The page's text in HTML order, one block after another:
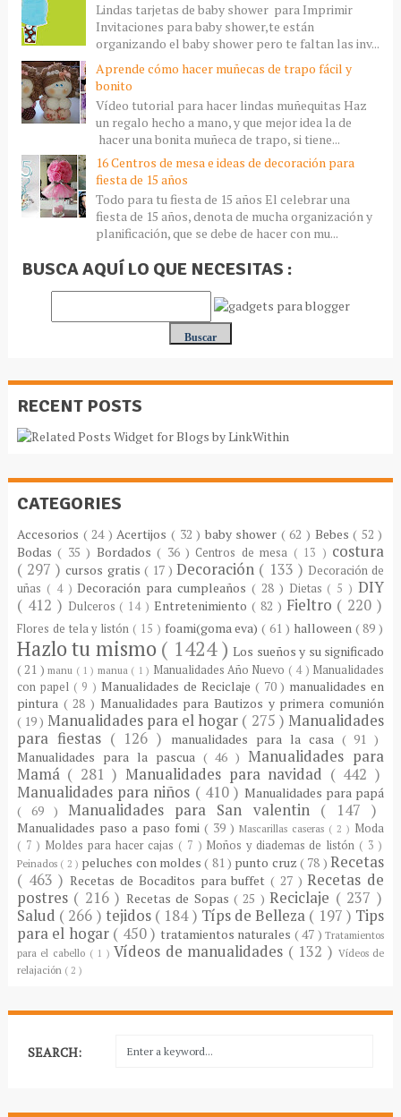
Lindas tarjetas de baby shower para Imprimir
Invitaciones para baby shower,te están
organizando el baby shower pero te faltan las inv...
Aprende cómo hacer muñecas de trapo fácil y
bonito
Vídeo tutorial para hacer lindas muñequitas Haz
un regalo hecho a mano, y que mejor idea la de
hacer una bonita muñeca de trapo, si tiene...
16 Centros de mesa e ideas de decoración para
fiesta de 15 años
Todo para tu fiesta de 15 años El celebrar una
fiesta de 15 años, denota de mucha organización y
planificación, que se debe de hacer con mu...
BUSCA AQUÍ LO QUE NECESITAS :
RECENT POSTS
CATEGORIES
Accesorios ( 24 )Acertijos ( 32 ) baby shower ( 62 ) Bebes( 52 )
Bodas( 35 ) Bordados( 36 ) Centros de mesa ( 13 ) costura
( 297 )cursos gratis ( 17 )Decoración ( 133 ) Decoración de
uñas ( 4 )Decoración para cumpleaños( 28 ) Dietas ( 5 )DIY
( 412 ) Dulceros ( 14 )Entretenimiento ( 82 ) Fieltro ( 220 )
Flores de tela y listón ( 15 ) foami(goma eva)( 61 ) halloween ( 89 )
Hazlo tu mismo ( 1424 )Los sueños y su significado
( 21 )manu ( 1 ) manua ( 1 ) Manualidades Año Nuevo ( 4 ) Manualidades
con papel ( 9 )Manualidades de Reciclaje ( 70 ) manualidades en
pintura ( 28 ) Manualidades para Bautizos y primera comunión
( 19 ) Manualidades para el hogar ( 275 )Manualidades
para fiestas ( 126 ) manualidades para la casa ( 91 )
Manualidades para la pascua ( 46 )Manualidades para
Mamá ( 281 ) Manualidades para navidad ( 442 )
Manualidades para niños ( 410 ) Manualidades para papá
( 69 )Manualidades para San valentin ( 147 )
Manualidades paso a paso fomi ( 39 )Mascarillas caseras ( 2 ) Moda
( 7 ) Moldes para hacer cajas ( 7 ) Moños y diademas de listón ( 3 )
Peinados ( 2 ) peluches con moldes( 81 ) punto cruz( 78 )Recetas
( 463 )Recetas de Bocaditos para buffet( 27 )Recetas de
postres ( 216 ) Recetas de Sopas( 25 )Reciclaje ( 237 )
Salud ( 266 ) tejidos ( 184 ) Típs de Belleza ( 197 ) Tips
para el hogar ( 450 ) tratamientos naturales ( 47 )Tratamientos
para el cabello ( 1 ) Vídeos de manualidades ( 132 ) Vídeos de
relajación ( 2 )
SEARCH: